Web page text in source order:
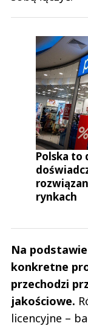
Polska to
rynkach
Na
konkretne
przechodzi
jakościowe.
licencyjne –